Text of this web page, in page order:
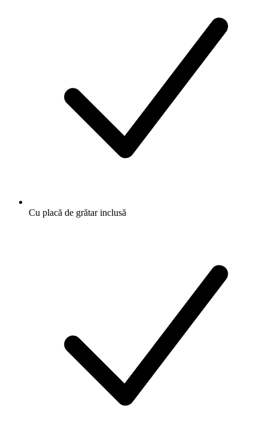
Cu placă de grătar inclusă